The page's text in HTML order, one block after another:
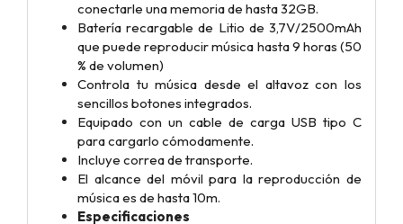
conectarle una memoria de hasta 32GB.
Batería recargable de Litio de 3,7V/2500mAh
que puede reproducir música hasta 9 horas (50
% de volumen)
Controla tu música desde el altavoz con los
sencillos botones integrados.
Equipado con un cable de carga USB tipo C
para cargarlo cómodamente.
Incluye correa de transporte.
El alcance del móvil para la reproducción de
música es de hasta 10m.
Especificaciones